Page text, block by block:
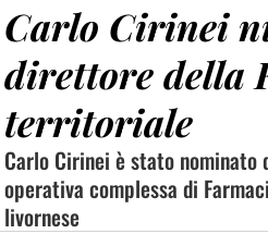
Carlo Cirinei
direttore della
territoriale
Carlo Cirinei è stato nominato
operativa complessa di
livornese